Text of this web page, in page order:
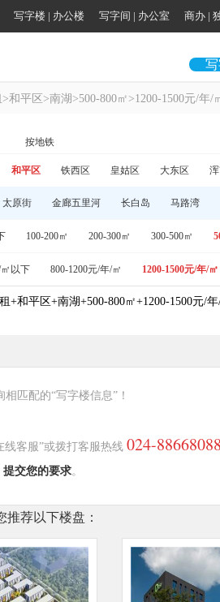
写字楼 | 办公楼 写字间 | 办公室 商办 |
和平区>南湖>500-800㎡>1200-1500元/年/
按地铁
和平区 铁西区 皇姑区 大东区
太原街 金廊五里河 长白岛 马路湾
100-200㎡ 200-300㎡ 300-500㎡
以下 800-1200元/年/㎡ 1200-1500元/年/㎡
+和平区+南湖+500-800㎡+1200-1500元/
匹配的“写字楼信息”！
线客服”或拨打客服热线 024-
提交您的要求。
荐以下楼盘：